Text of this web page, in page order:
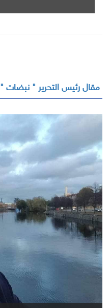
مقال رئيس التحرير " نبضات "